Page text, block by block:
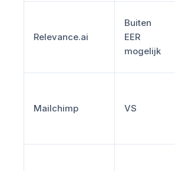
Relevance.ai
Buiten
EER
mogelijk
Mailchimp VS